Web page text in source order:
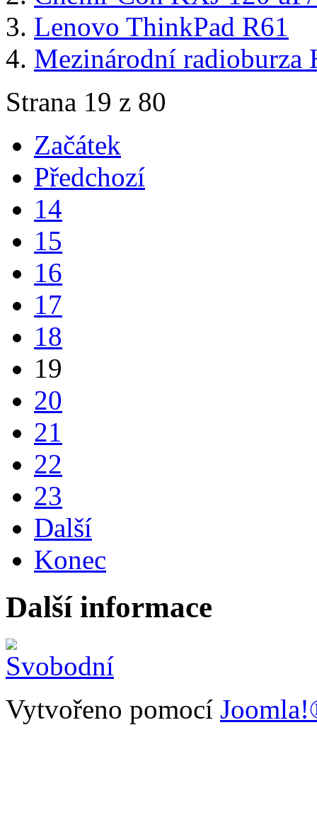
Lenovo ThinkPad R61
Mezinárodní radioburza
Strana 19 z 80
Začátek
Předchozí
14
15
16
17
18
19
20
21
22
23
Další
Konec
Další informace
Vytvořeno pomocí